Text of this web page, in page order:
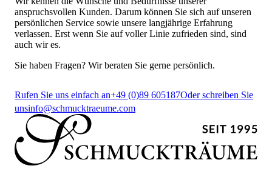
anspruchsvollen Kunden. Darum können Sie sich auf unseren
persönlichen Service sowie unsere langjährige Erfahrung
verlassen. Erst wenn Sie auf voller Linie zufrieden sind, sind
auch wir es.
Sie haben Fragen? Wir beraten Sie gerne persönlich.
Rufen Sie uns einfach an+49 (0)89 605187Oder schreiben Sie
unsinfo@schmucktraeume.com